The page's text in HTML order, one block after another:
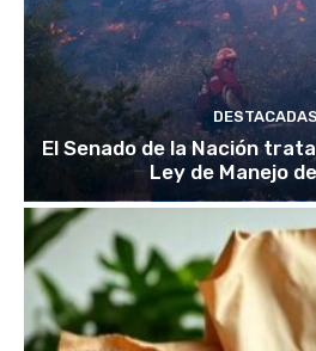
DESTACADAS
El Senado de la Nación
Ley de Manejo